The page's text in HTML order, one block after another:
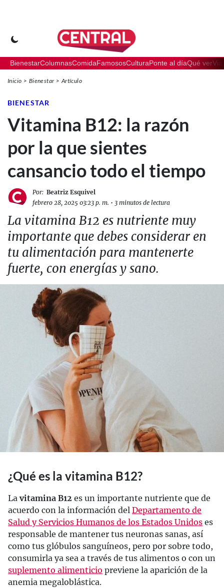
BienestarColumnasComidaFamososCulturaPonte al díaQué ver
Inicio Bienestar Artículo
BIENESTAR
Vitamina B12: la razón
por la que sientes
cansancio todo el tiempo
Por: Beatriz Esquivel
febrero 28, 2025 03:23 p. m. • 3 minutos de lectura
La vitamina B12 es nutriente muy
importante que debes considerar en
tu alimentación para mantenerte
fuerte, con energías y sano.
¿Qué es la vitamina B12?
La vitamina B12 es un importante nutriente que de
acuerdo con la información del Departamento de
Salud y Servicios Humanos de los Estados Unidos es
responsable de mantener tus neuronas sanas, así
como tus glóbulos sanguíneos, pero por sobre todo,
consumirla ya sea a través de tus alimentos o con un
suplemento alimenticio previene la aparición de la
anemia megaloblástica.